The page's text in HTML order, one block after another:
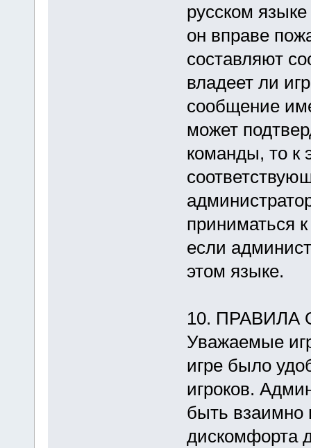
русском
он вправе
составляют
владеет ли
сообщение
может
команды, то к
приниматься
если
этом языке.
10.
Уважаемые
игре было
игроков.
быть взаимно
дискомфорта